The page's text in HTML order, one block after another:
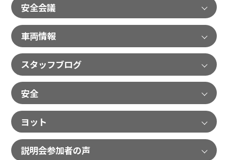
安全会議
車両情報
スタッフブログ
安全
ヨット
説明会参加者の声